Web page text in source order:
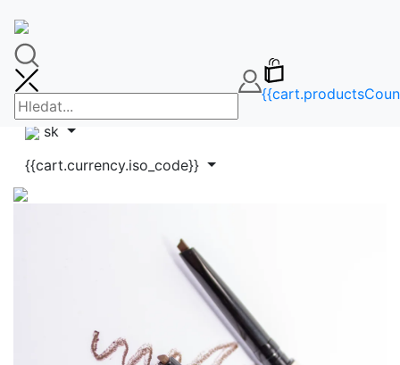
FAQ
info@makeupbag.sk
Kontakt
Instagram
sk
{{cart.currency.iso_code}}